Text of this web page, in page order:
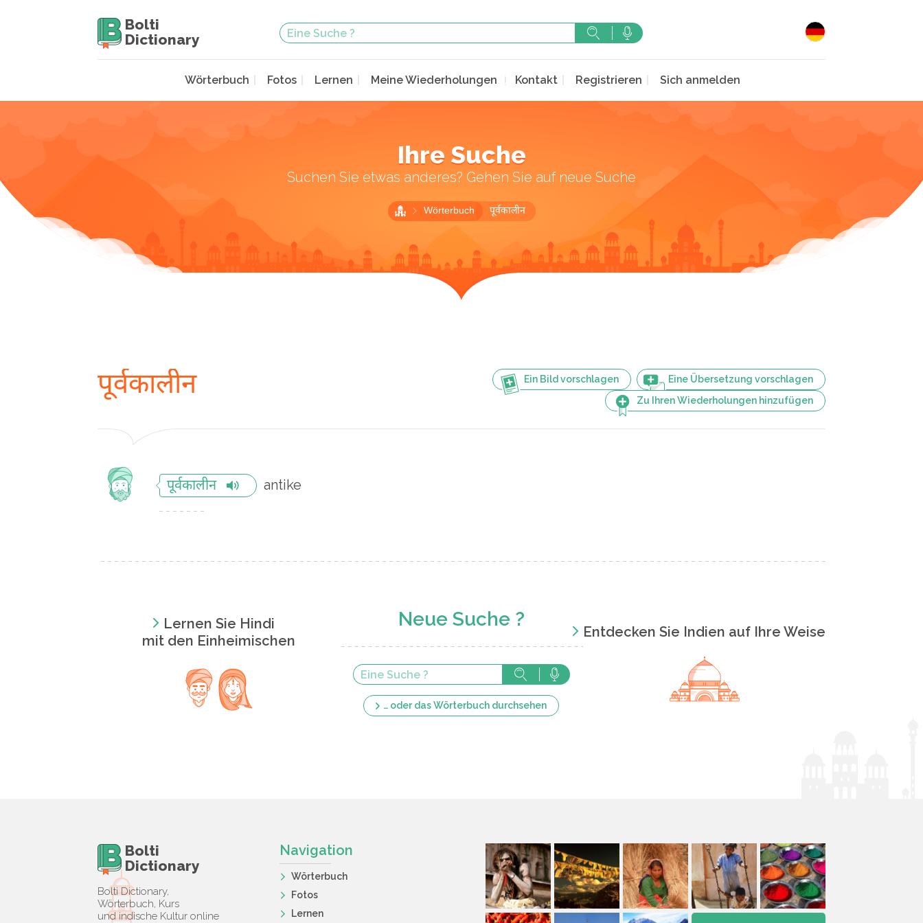
Bolti
Dictionary
Wörterbuch Fotos Lernen Meine Wiederholungen Kontakt Registrieren Sich anmelden
Ihre Suche
Suchen Sie etwas anderes? Gehen Sie auf neue Suche
Wörterbuch पूर्वकालीन
Ein Bild vorschlagen
Eine Übersetzung vorschlagen
Zu Ihren Wiederholungen hinzufügen
पूर्वकालीन
पूर्वकालीन antike
Lernen Sie Hindi
mit den Einheimischen
Neue Suche ?
… oder das Wörterbuch durchsehen
Entdecken Sie Indien auf Ihre Weise
Bolti
Dictionary
Bolti Dictionary,
Wörterbuch, Kurs
und indische Kultur online
Navigation
Wörterbuch
Fotos
Lernen